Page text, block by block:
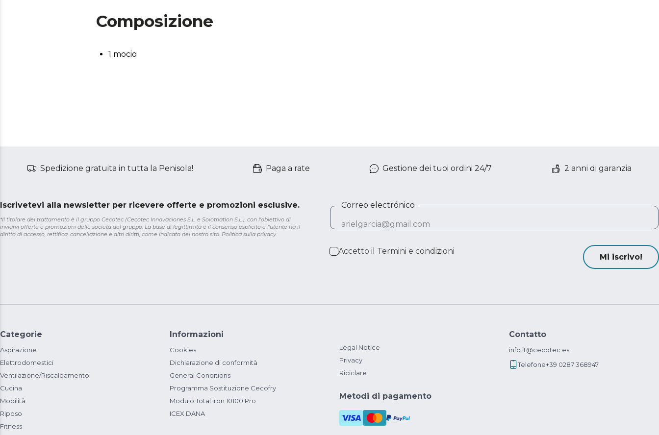
Composizione
1 mocio
Spedizione gratuita in tutta la Penisola! Paga a rate Gestione dei tuoi ordini 24/7 2 anni di garanzia
Iscrivetevi alla newsletter per ricevere offerte e promozioni esclusive.
*Il titolare del trattamento è il gruppo Cecotec (Cecotec Innovaciones S.L. e Solotriatlon S.L.), con l'obiettivo di
inviarvi offerte e promozioni delle società del gruppo. La base di legittimità è il consenso esplicito e l'utente ha il
diritto di accesso, rettifica, cancellazione e altri diritti, come indicato nel nostro sito. Politica sulla privacy
Correo electrónico
Accetto il Termini e condizioni
Mi iscrivo!
Categorie
Aspirazione
Elettrodomestici
Ventilazione/Riscaldamento
Cucina
Mobilità
Riposo
Fitness
Informazioni
Cookies
Dichiarazione di conformità
General Conditions
Programma Sostituzione Cecofry
Modulo Total Iron 10100 Pro
ICEX DANA
Legal Notice
Privacy
Riciclare
Metodi di pagamento
Contatto
info.it@cecotec.es
Telefone+39 0287 368947